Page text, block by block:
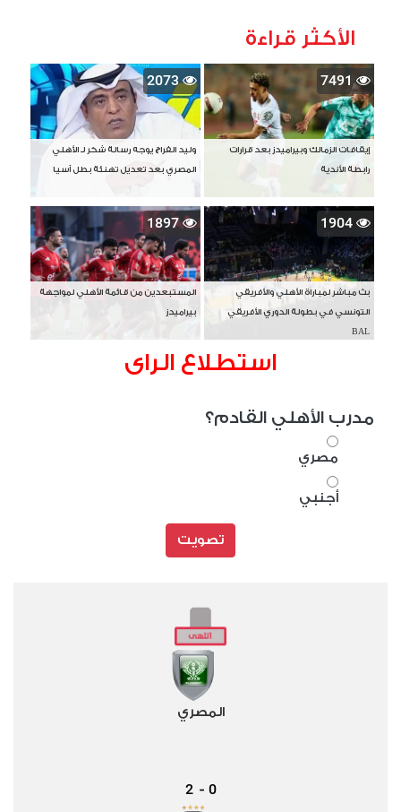
الأكثر قراءة
7491
إيقافات الزمالك وبيراميدز بعد قرارات
رابطة الأندية
2073
وليد الفراج يوجه رسالة شكر لـ الأهلي
المصري بعد تعديل تهنئة بطل آسيا
1904
بث مباشر لمباراة الأهلي والأفريقي
التونسي في بطولة الدوري الأفريقي
BAL
1897
المستبعدين من قائمة الأهلي لمواجهة
بيراميدز
استطلاع الراى
مدرب الأهلي القادم؟
مصري
أجنبي
تصويت
المصري
0
-
2